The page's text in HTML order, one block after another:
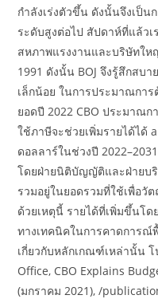
กำลังเร่งตัวขึ้น ดังนั้นจึงเป็น
ระดับสูงต่อไป สัปดาห์ที่แล้วเ
สหภาพแรงงานและบริษัทใ
1991 ดังนั้น BOJ จึงรู้สึกสบ
เล็กน้อย ในการประมาณก
ยอดปี 2022 CBO ประมาณก
ใช้ภาษีจะช่วยเพิ่มรายได้ได้
ดอลลาร์ในช่วงปี
โดยฝ่ายนิติบัญญัติและฝ่ายบริ
รวมอยู่ในยอดรวมที่ใช้เพื่อวั
ด้วยเหตุนี้ รายได้ที่เพิ่มขึ้นโ
ทางเทคนิคในการคาดการณ์
เกี่ยวกับหลักเกณฑ์เหล่านั้น
Office, CBO Explains
(มกราคม 2021), /